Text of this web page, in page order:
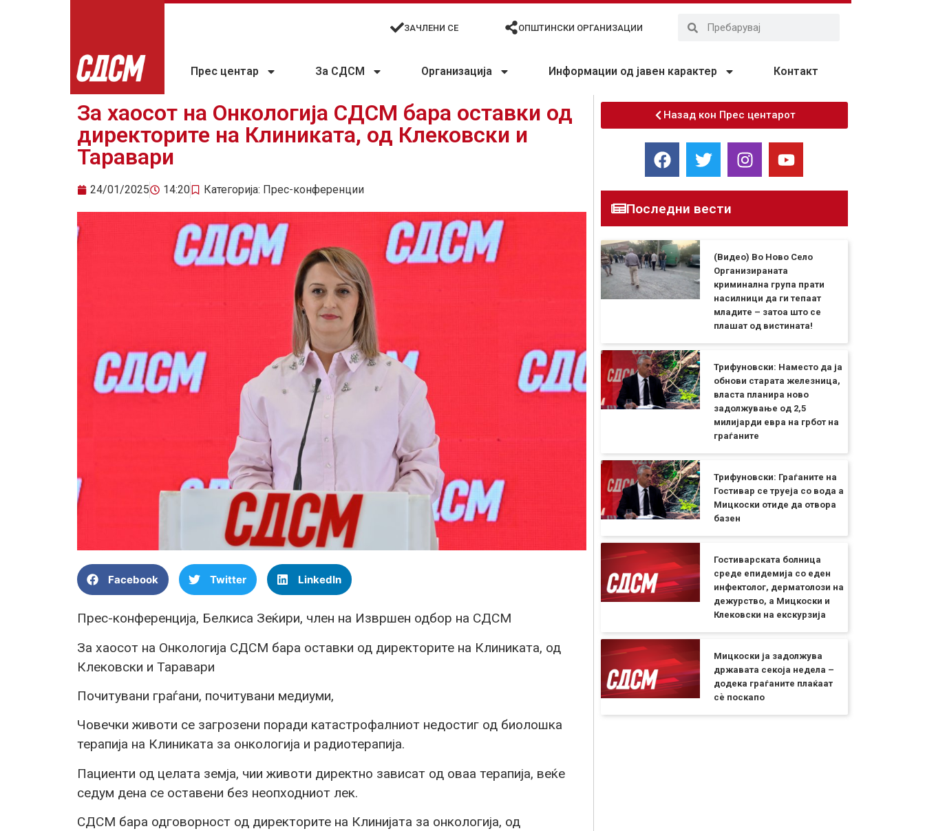
ЗАЧЛЕНИ СЕ ОПШТИНСКИ ОРГАНИЗАЦИИ
Прес центар За СДСМ Организација Информации од јавен карактер Контакт
За хаосот на Онкологија СДСМ бара оставки од
директорите на Клиниката, од Клековски и
Таравари
24/01/2025 14:20 Категорија: Прес-конференции
Facebook Twitter LinkedIn
Прес-конференција, Белкиса Зеќири, член на Извршен одбор на СДСМ
За хаосот на Онкологија СДСМ бара оставки од директорите на Клиниката, од
Клековски и Таравари
Почитувани граѓани, почитувани медиуми,
Човечки животи се загрозени поради катастрофалниот недостиг од биолошка
терапија на Клиниката за онкологија и радиотерапија.
Пациенти од целата земја, чии животи директно зависат од оваа терапија, веќе
седум дена се оставени без неопходниот лек.
СДСМ бара одговорност од директорите на Клинијата за онкологија, од
Назад кон Прес центарот
Последни вести
(Видео) Во Ново Село
Организираната
криминална група прати
насилници да ги тепаат
младите – затоа што се
плашат од вистината!
Трифуновски: Наместо да ја
обнови старата железница,
власта планира ново
задолжување од 2,5
милијарди евра на грбот на
граѓаните
Трифуновски: Граѓаните на
Гостивар се труеја со вода а
Мицкоски отиде да отвора
базен
Гостиварската болница
среде епидемија со еден
инфектолог, дерматолози на
дежурство, а Мицкоски и
Клековски на екскурзија
Мицкоски ја задолжува
државата секоја недела –
додека граѓаните плаќаат
сѐ поскапо